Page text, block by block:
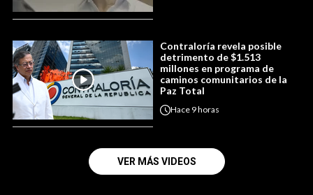
Contraloría revela posible
detrimento de $1.513
millones en programa de
caminos comunitarios de la
Paz Total
Hace 9 horas
VER MÁS VIDEOS